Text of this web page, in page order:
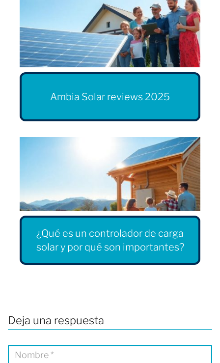
Ambia Solar reviews 2025
¿Qué es un controlador de carga
solar y por qué son importantes?
Deja una respuesta